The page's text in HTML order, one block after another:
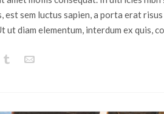
est sem luctus sapien, a porta erat
ut diam elementum, interdum ex quis,